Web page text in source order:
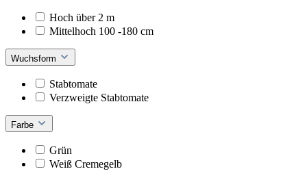
Hoch über 2 m
Mittelhoch 100 -180 cm
Wuchsform
Stabtomate
Verzweigte Stabtomate
Farbe
Grün
Weiß Cremegelb